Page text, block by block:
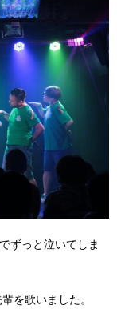
ずっと泣いてしま
を歌いました。